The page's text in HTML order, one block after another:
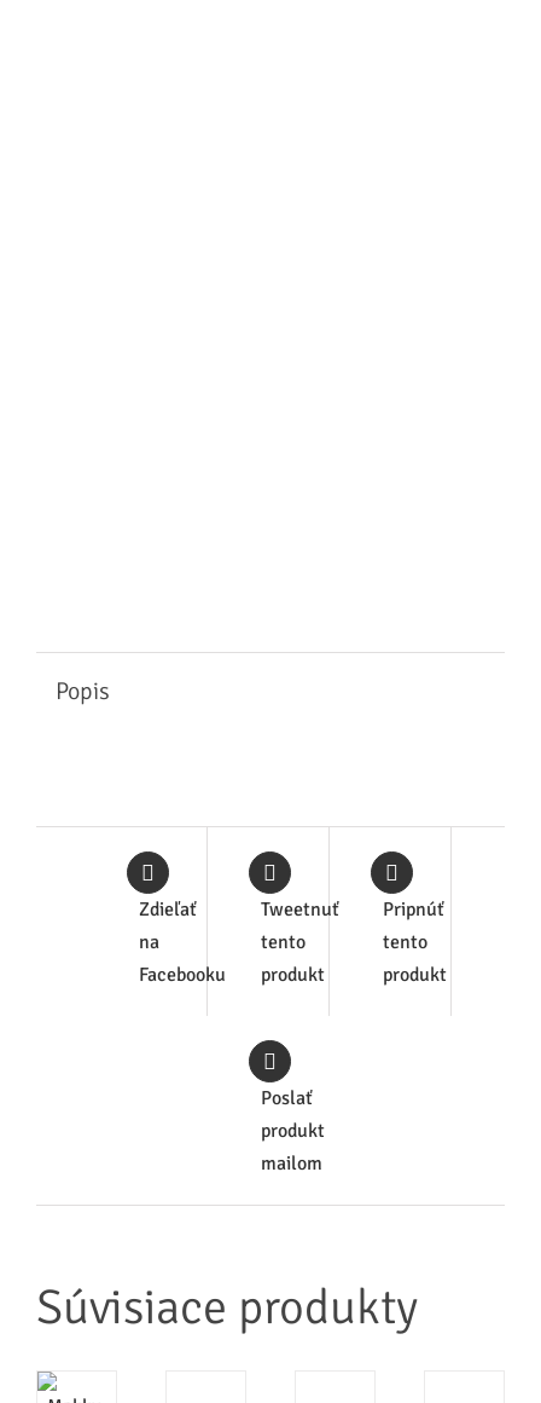
Popis
Zdieľať
na
Facebooku
Tweetnuť
tento
produkt
Pripnúť
tento
produkt
Poslať
produkt
mailom
Súvisiace produkty